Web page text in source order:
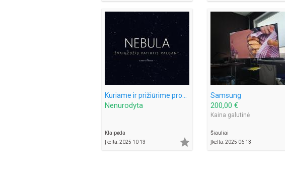
Nenurodyta
Klaipėda
Įkelta: 2025 10 13

Samsung
200,00 €
Kaina galutinė
Šiauliai
Įkelta: 2025 06 13